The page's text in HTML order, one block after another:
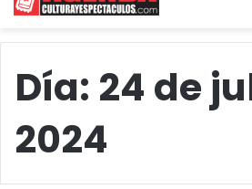
Día: 24 de
2024